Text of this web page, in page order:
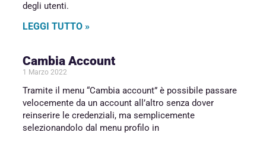
degli utenti.
LEGGI TUTTO »
Cambia Account
1 Marzo 2022
Tramite il menu “Cambia account” è possibile passare
velocemente da un account all’altro senza dover
reinserire le credenziali, ma semplicemente
selezionandolo dal menu profilo in